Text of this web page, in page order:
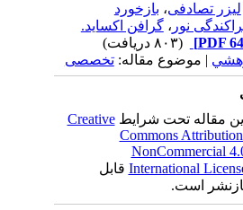
تصادفی،بازخورد
نور، گرافن اکساید.
| موضوع مقاله:تخصصی
مقاله تحت شرایطCreative
Commons
NonCommercial
Internationalقابل
است.